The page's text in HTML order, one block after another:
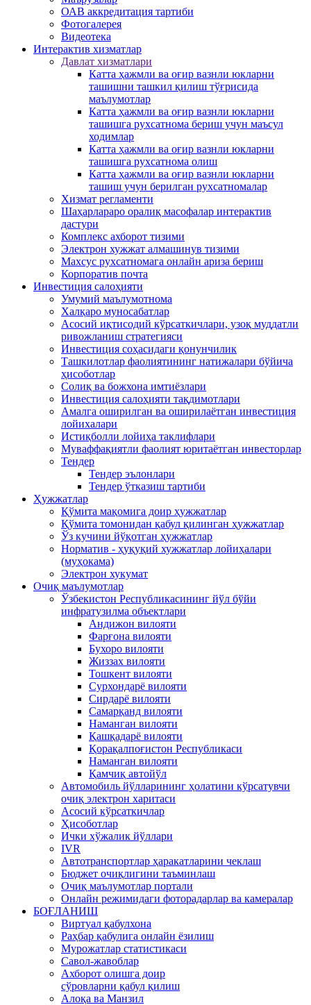
ОАВ аккредитация тартиби
Фотогалерея
Видеотека
Интерактив xизматлар
Давлат хизматлари
Катта ҳажмли ва оғир вазнли юкларни
ташишни ташкил қилиш тўғрисида
маълумотлар
Катта ҳажмли ва оғир вазнли юкларни
ташишга рухсатнома бериш учун маъсул
ходимлар
Катта ҳажмли ва оғир вазнли юкларни
ташишга рухсатнома олиш
Катта ҳажмли ва оғир вазнли юкларни
ташиш учун берилган рухсатномалар
Хизмат регламенти
Шаҳарлараро оралиқ масофалар интерактив
дастури
Комплекс ахборот тизими
Электрон хужжат алмашинув тизими
Махсус рухсатномага онлайн ариза бериш
Корпоратив почта
Инвестиция салоҳияти
Умумий маълумотнома
Xалқаро муносабатлар
Асосий иқтисодий кўрсаткичлари, узоқ муддатли
ривожланиш стратегияси
Инвестиция соҳасидаги қонунчилик
Ташкилотлар фаолиятининг натижалари бўйича
ҳисоботлар
Солиқ ва божхона имтиёзлари
Инвестиция салоҳияти тақдимотлари
Амалга оширилган ва оширилаётган инвестиция
лойихалари
Истиқболли лойиҳа таклифлари
Муваффақиятли фаолият юритаётган инвесторлар
Тендер
Тендер эълонлари
Тендер ўтказиш тартиби
Ҳужжатлар
Қўмита мақомига доир ҳужжатлар
Қўмита томонидан қабул қилинган ҳужжатлар
Ўз кучини йўқотган ҳужжатлар
Норматив - ҳуқуқий хужжатлар лойиҳалари
(муҳокама)
Электрон хукумат
Очиқ маълумотлар
Ўзбекистон Республикасининг йўл бўйи
инфратузилма объектлари
Андижон вилояти
Фарғона вилояти
Бухоро вилояти
Жиззах вилояти
Тошкент вилояти
Сурхондарё вилояти
Сирдарё вилояти
Самарқанд вилояти
Наманган вилояти
Қашқадарё вилояти
Қорақалпоғистон Республикаси
Наманган вилояти
Қамчиқ автойўл
Автомобиль йўлларининг ҳолатини кўрсатувчи
очиқ электрон харитаси
Асосий кўрсаткичлар
Ҳисоботлар
Ички хўжалик йўллари
IVR
Автотранспортлар ҳаракатларини чеклаш
Бюджет очиқлигини таъминлаш
Очиқ маълумотлар портали
Онлайн режимидаги фоторадарлар ва камералар
БОҒЛАНИШ
Виртуал қабулхона
Раҳбар қабулига онлайн ёзилиш
Мурожатлар статистикаси
Савол-жавоблар
Ахборот олишга доир
сўровларни қабул қилиш
Алоқа ва Манзил